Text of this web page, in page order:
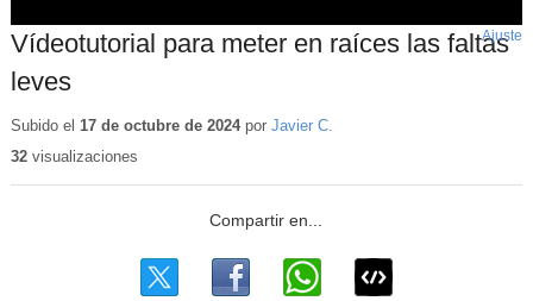
Vídeotutorial para meter en raíces las faltas
leves
Ajuste
Subido el 17 de octubre de 2024por Javier C.
32visualizaciones